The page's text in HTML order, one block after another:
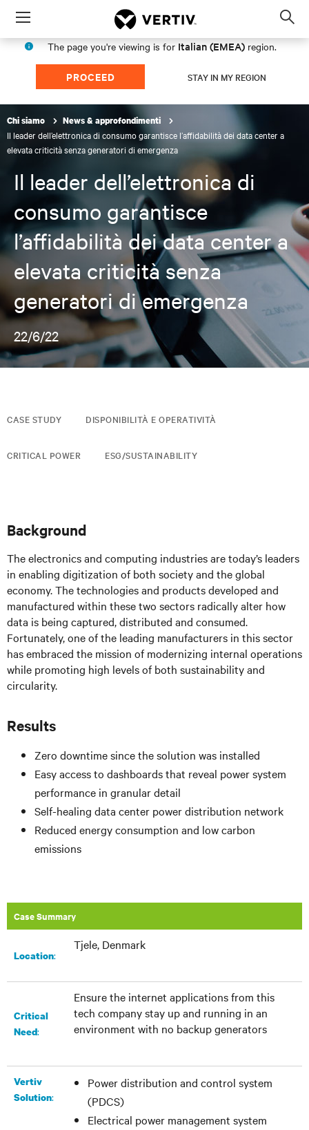
Menu
The page you're viewing is for Italian (EMEA) region.
PROCEED STAY IN MY REGION
Chi siamo News & approfondimenti
Il leader dell’elettronica di consumo garantisce l’affidabilità dei data center a
elevata criticità senza generatori di emergenza
Il leader dell’elettronica di
consumo garantisce
l’affidabilità dei data center a
elevata criticità senza
generatori di emergenza
22/6/22
CASE STUDY DISPONIBILITÀ E OPERATIVITÀ
CRITICAL POWER ESG/SUSTAINABILITY
Background
The electronics and computing industries are today’s leaders
in enabling digitization of both society and the global
economy. The technologies and products developed and
manufactured within these two sectors radically alter how
data is being captured, distributed and consumed.
Fortunately, one of the leading manufacturers in this sector
has embraced the mission of modernizing internal operations
while promoting high levels of both sustainability and
circularity.
Results
Zero downtime since the solution was installed
Easy access to dashboards that reveal power system
performance in granular detail
Self-healing data center power distribution network
Reduced energy consumption and low carbon
emissions
Case Summary
Location:​
Tjele, Denmark
Critical
Need:
Ensure the internet applications from this
tech company stay up and running in an
environment with no backup generators
Vertiv
Solution:
Power distribution and control system
(PDCS)
Electrical power management system